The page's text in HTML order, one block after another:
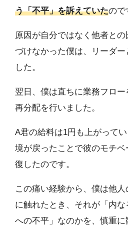
う「不平」を訴えていたので
原因が自分ではなく他者と
づけなかった僕は、リーダ
した。
翌日、僕は直ちに業務フロ
再分配を行いました。
A君の給料は1円も上がって
境が戻ったことで彼のモチベ
復したのです。
この痛い経験から、僕は他
に触れたとき、それが「内
への不平」なのかを、慎重に